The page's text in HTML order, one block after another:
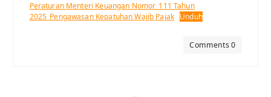
Peraturan Menteri Keuangan Nomor_111 Tahun
2025_Pengawasan Kepatuhan Wajib Pajak Unduh
Comments 0